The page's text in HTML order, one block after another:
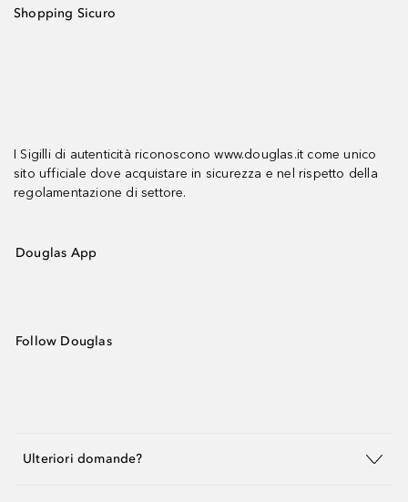
Shopping Sicuro
I Sigilli di autenticità riconoscono www.douglas.it come unico
sito ufficiale dove acquistare in sicurezza e nel rispetto della
regolamentazione di settore.
Douglas App
Follow Douglas
Ulteriori domande?